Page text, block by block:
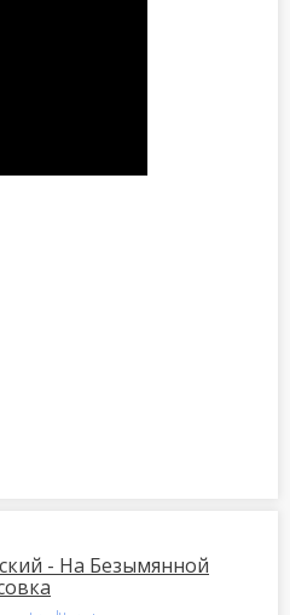
- На Безымянной